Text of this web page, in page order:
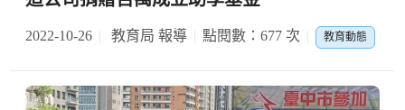
2022-10-26 教育局 報導 點閱數：677 次 教育動態